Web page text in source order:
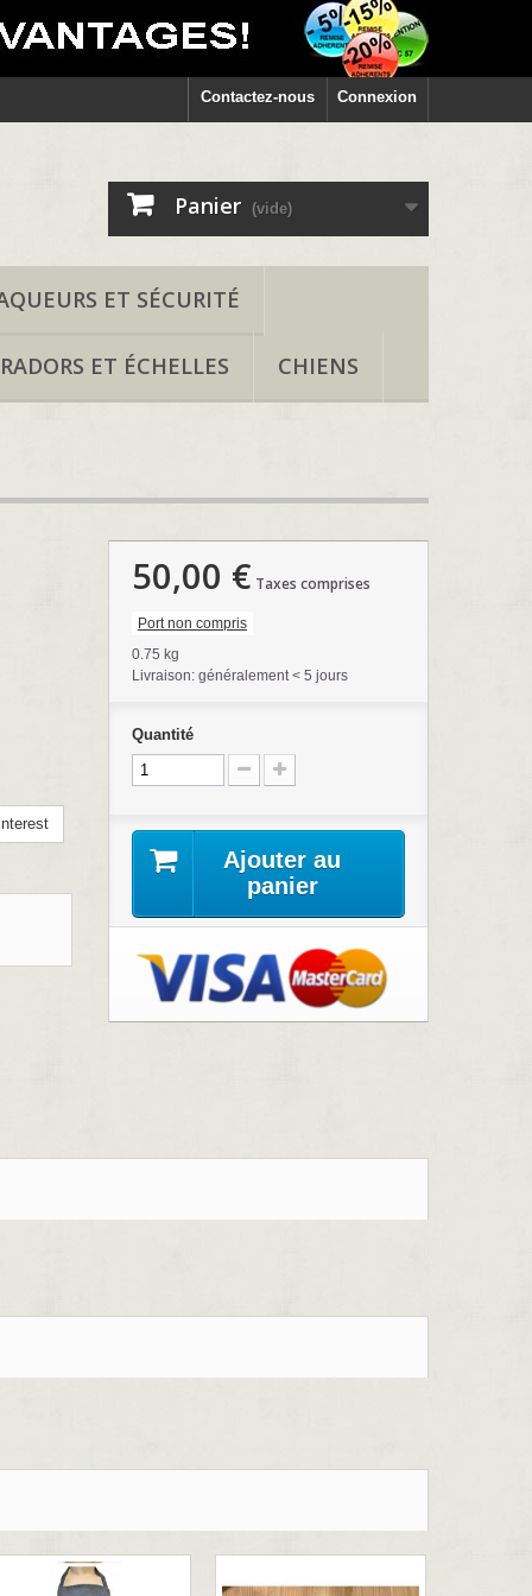
Connexion
Contactez-nous
Panier (vide)
ET SÉCURITÉ
ET ÉCHELLES CHIENS
50,00 € Taxes comprises
Port non compris
0.75 kg
Livraison: généralement < 5 jours
Quantité
Ajouter au
panier